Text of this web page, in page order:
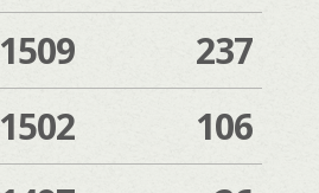
1509
237
1502
106